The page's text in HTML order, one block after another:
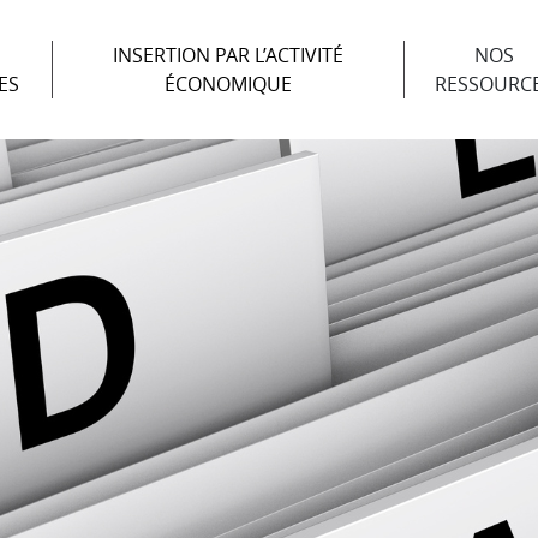
INSERTION PAR L’ACTIVITÉ
ÉCONOMIQUE
NOS